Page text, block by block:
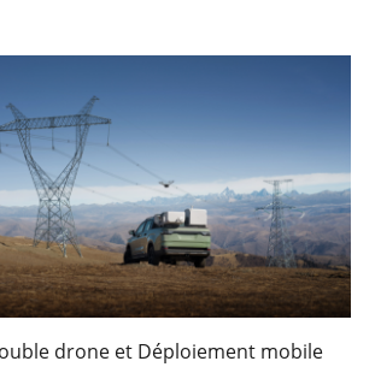
drone et Déploiement mobile